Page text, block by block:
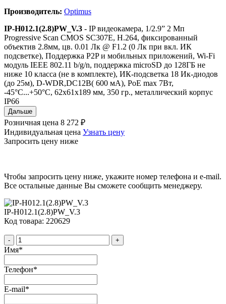
Производитель: Optimus
IP-H012.1(2.8)PW_V.3 - IP видеокамера, 1/2.9” 2 Мп
Progressive Scan CMOS SС307Е, Н.264, фиксированный
объектив 2.8мм, цв. 0.01 Лк @ F1.2 (0 Лк при вкл. ИК
подсветке), Поддержка P2P и мобильных приложений, Wi-Fi
модуль IEEE 802.11 b/g/n, поддержка microSD до 128ГБ не
ниже 10 класса (не в комплекте), ИК-подсветка 18 Ик-диодов
(до 25м), D-WDR,DC12В( 600 мА), PoE max 7Вт,
-45°С...+50°С, 62х61х189 мм, 350 гр., металлический корпус
IP66
Дальше
Розничная цена 8 272 ₽
Индивидуальная цена Узнать цену
Запросить цену ниже
Чтобы запросить цену ниже, укажите номер телефона и e-mail.
Все остальные данные Вы сможете сообщить менеджеру.
IP-H012.1(2.8)PW_V.3
Код товара: 220629
- +
Имя*
Телефон*
E-mail*